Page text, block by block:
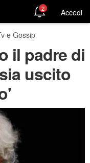
2 Accedi
e Gossip
il padre di
uscito